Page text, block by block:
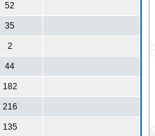
52
35
2
44
182
216
135